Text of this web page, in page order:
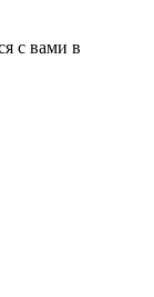
с вами в